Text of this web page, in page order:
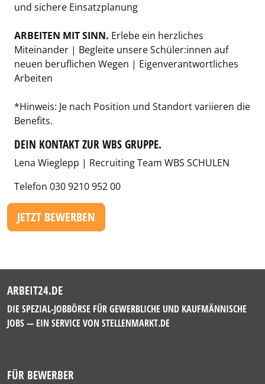
und sichere Einsatzplanung
ARBEITEN MIT SINN. Erlebe ein herzliches
Miteinander | Begleite unsere Schüler:innen auf
neuen beruflichen Wegen | Eigenverantwortliches
Arbeiten
*Hinweis: Je nach Position und Standort variieren die
Benefits.
DEIN KONTAKT ZUR WBS GRUPPE.
Lena Wieglepp | Recruiting Team WBS SCHULEN
Telefon 030 9210 952 00
JETZT BEWERBEN
ARBEIT24.DE
DIE SPEZIAL-JOBBÖRSE FÜR GEWERBLICHE UND KAUFMÄNNISCHE
JOBS — EIN SERVICE VON STELLENMARKT.DE
FÜR BEWERBER